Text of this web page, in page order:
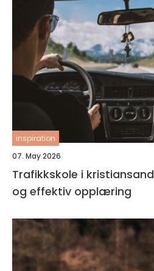
inspiration
07. May 2026
Trafikkskole i kristiansand slik finner du trygg
og effektiv opplæring